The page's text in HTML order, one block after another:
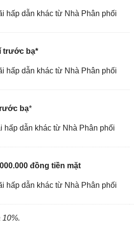
dẫn khác từ Nhà Phân phối
trước bạ*
dẫn khác từ Nhà Phân phối
bạ*
dẫn khác từ Nhà Phân phối
đồng tiền mặt
dẫn khác từ Nhà Phân phối
10%.